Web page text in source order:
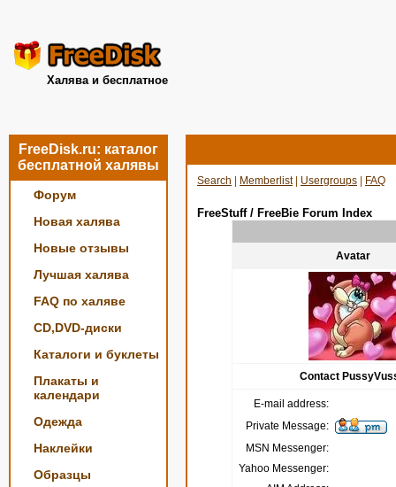
Халява и бесплатное
FreeDisk.ru: каталог
бесплатной халявы
Форум
Новая халява
Новые отзывы
Лучшая халява
FAQ по халяве
CD,DVD-диски
Каталоги и буклеты
Плакаты и
календари
Одежда
Наклейки
Образцы
Search Memberlist| Usergroups FAQ
FreeStuff / FreeBie Forum Index
Avatar
Contact
E-mail address:
Private Message:
MSN Messenger:
Yahoo Messenger: